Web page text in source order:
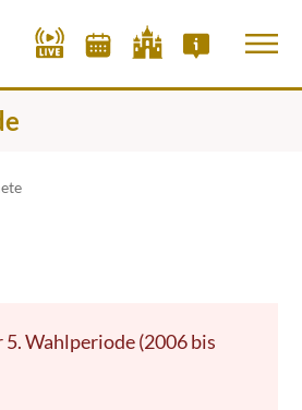
Wahlperiode (2006 bis